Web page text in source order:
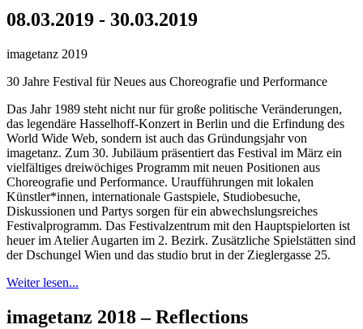
08.03.2019 - 30.03.2019
imagetanz 2019
30 Jahre Festival für Neues aus Choreografie und Performance
Das Jahr 1989 steht nicht nur für große politische Veränderungen,
das legendäre Hasselhoff-Konzert in Berlin und die Erfindung des
World Wide Web, sondern ist auch das Gründungsjahr von
imagetanz. Zum 30. Jubiläum präsentiert das Festival im März ein
vielfältiges dreiwöchiges Programm mit neuen Positionen aus
Choreografie und Performance. Uraufführungen mit lokalen
Künstler*innen, internationale Gastspiele, Studiobesuche,
Diskussionen und Partys sorgen für ein abwechslungsreiches
Festivalprogramm. Das Festivalzentrum mit den Hauptspielorten ist
heuer im Atelier Augarten im 2. Bezirk. Zusätzliche Spielstätten sind
der Dschungel Wien und das studio brut in der Zieglergasse 25.
Weiter lesen...
imagetanz 2018 – Reflections